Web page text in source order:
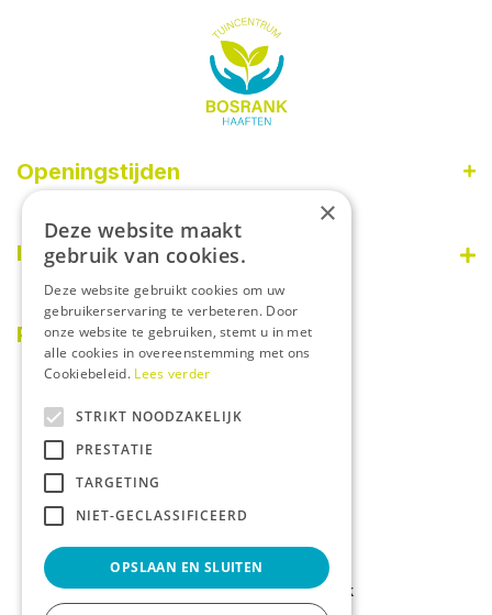
Openingstijden
Dinsdag
09:00 - 18:00
Woensdag
09:00 - 18:00
Donderdag
Vrijdag
Zaterdag
Zondag
Informatie
Disclaimer
Over ons
Privacy statement
Algemene voorwaarden
Tuincentrum
Dierenwinkel
Kamerplanten
Tuinplanten
PostNL afhaalpunt
© Tuincentrum De Bosrank
×
Deze website maakt
gebruik van cookies.
Deze website gebruikt cookies om uw
gebruikerservaring te verbeteren. Door
onze website te gebruiken, stemt u in met
alle cookies in overeenstemming met ons
Cookiebeleid. Lees verder
STRIKT NOODZAKELIJK
PRESTATIE
TARGETING
NIET-GECLASSIFICEERD
OPSLAAN EN SLUITEN